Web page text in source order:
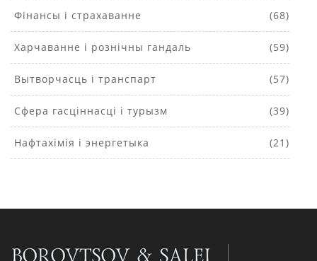
Фінансы і страхаванне (68)
Харчаванне і рознічны гандаль (59)
Вытворчасць і транспарт (57)
Сфера гасціннасці і турызм (39)
Нафтахімія і энергетыка (21)